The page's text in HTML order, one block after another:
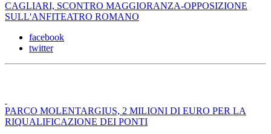
CAGLIARI, SCONTRO MAGGIORANZA-OPPOSIZIONE
SULL'ANFITEATRO ROMANO
facebook
twitter
PARCO MOLENTARGIUS, 2 MILIONI DI EURO PER LA
RIQUALIFICAZIONE DEI PONTI